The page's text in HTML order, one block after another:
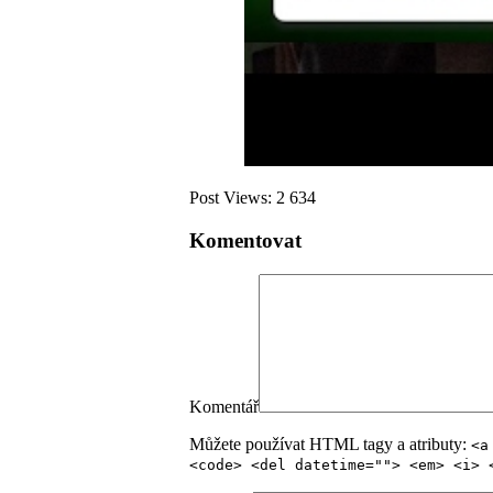
Post Views: 2 634
Komentovat
Komentář
Můžete používat HTML tagy a atributy:
<code> <del datetime=""> <em>